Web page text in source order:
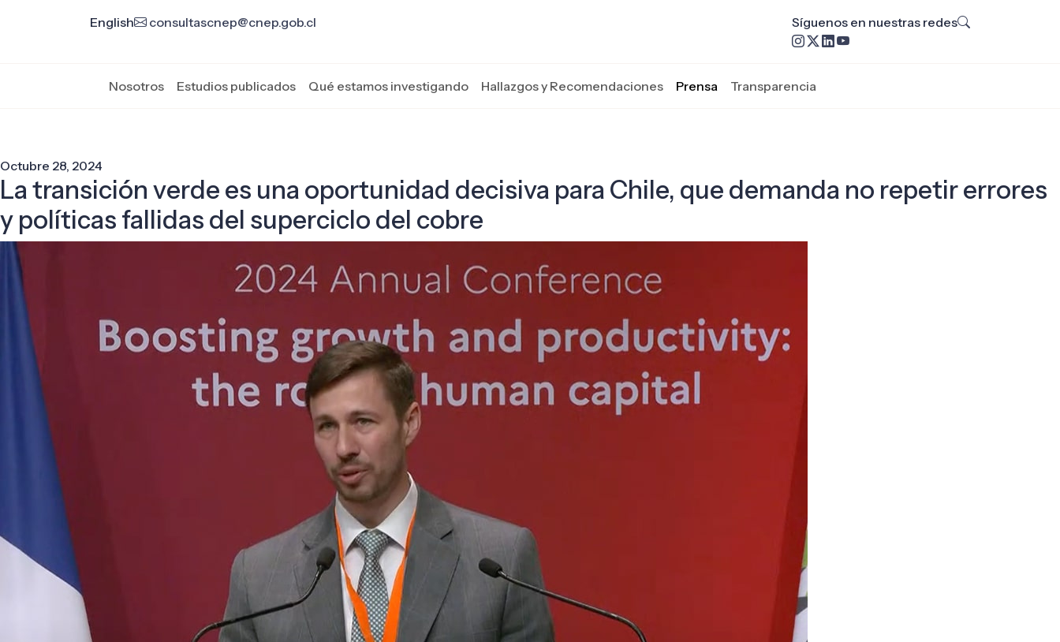
English consultascnep@cnep.gob.cl Síguenos en nuestras redes
Nosotros Estudios publicados Qué estamos investigando Hallazgos y Recomendaciones Prensa Transparencia
Octubre 28, 2024
La transición verde es una oportunidad decisiva para Chile, que demanda no repetir errores
y políticas fallidas del superciclo del cobre